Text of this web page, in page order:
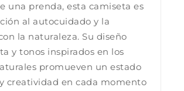
una prenda, esta camiseta es
al autocuidado y la
la naturaleza. Su diseño
y tonos inspirados en los
promueven un estado
creatividad en cada momento